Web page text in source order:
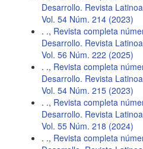
Desarrollo. Revista
Vol. 54 Núm. 214 (2023)
. ., Revista completa
Desarrollo. Revista
Vol. 56 Núm. 222 (2025)
. ., Revista completa
Desarrollo. Revista
Vol. 54 Núm. 215 (2023)
. ., Revista completa
Desarrollo. Revista
Vol. 55 Núm. 218 (2024)
. ., Revista completa